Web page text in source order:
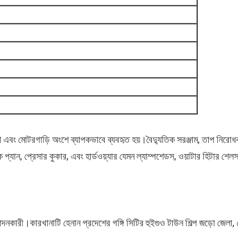
এবং মোটরগাড়ি অংশে ব্যাপকভাবে ব্যবহৃত হয়।বৈদ্যুতিক সরঞ্জাম, তাপ
প্রেসার কুকার, এবং হার্ডওয়্যার যেমন ল্যাম্পশেডস, ওয়াটার হিটার
হেনান প্রদেশের গঙ্গি সিটির হুইগুও টাউন শিল্প জড়ো